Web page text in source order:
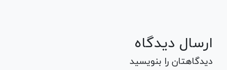
ارسال دیدگاه
دیدگاهتان را بنویسید